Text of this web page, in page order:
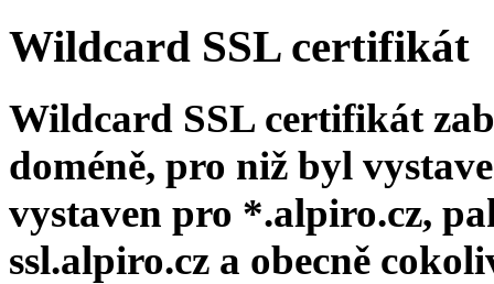
Wildcard SSL certifikát
Wildcard SSL certifikát
doméně, pro niž byl
vystaven pro *.alpiro.cz,
ssl.alpiro.cz a obecně